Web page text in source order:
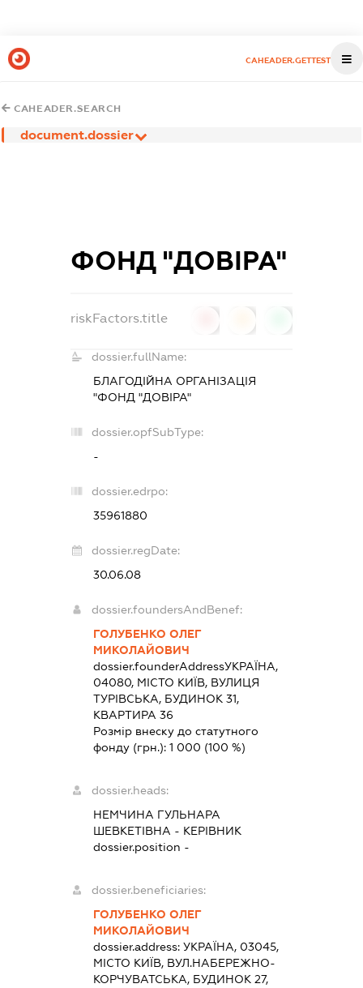
CAHEADER.GETTEST
CAHEADER.SEARCH
document.dossier
ФОНД "ДОВІРА"
riskFactors.title
dossier.fullName:
БЛАГОДІЙНА ОРГАНІЗАЦІЯ
"ФОНД "ДОВІРА"
dossier.opfSubType:
-
dossier.edrpo:
35961880
dossier.regDate:
30.06.08
dossier.foundersAndBenef:
ГОЛУБЕНКО ОЛЕГ
МИКОЛАЙОВИЧ
dossier.founderAddressУКРАЇНА,
04080, МІСТО КИЇВ, ВУЛИЦЯ
ТУРІВСЬКА, БУДИНОК 31,
КВАРТИРА 36
Розмір внеску до статутного
фонду (грн.): 1 000 (100 %)
dossier.heads:
НЕМЧИНА ГУЛЬНАРА
ШЕВКЕТІВНА - КЕРІВНИК
dossier.position -
dossier.beneficiaries:
ГОЛУБЕНКО ОЛЕГ
МИКОЛАЙОВИЧ
dossier.address: УКРАЇНА, 03045,
МІСТО КИЇВ, ВУЛ.НАБЕРЕЖНО-
КОРЧУВАТСЬКА, БУДИНОК 27,